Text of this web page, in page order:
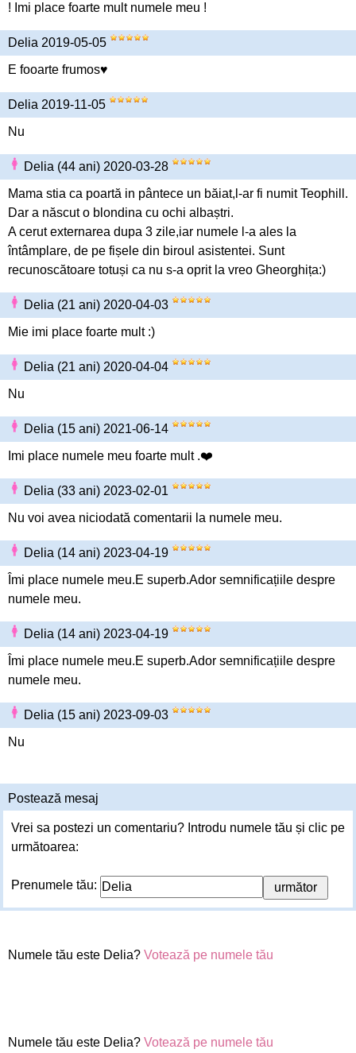
! Imi place foarte mult numele meu !
Delia 2019-05-05
E fooarte frumos♥️
Delia 2019-11-05
Nu
Delia (44 ani) 2020-03-28
Mama stia ca poartă in pântece un băiat,l-ar fi numit Teophill.
Dar a născut o blondina cu ochi albaștri.
A cerut externarea dupa 3 zile,iar numele l-a ales la
întâmplare, de pe fișele din biroul asistentei. Sunt
recunoscătoare totuși ca nu s-a oprit la vreo Gheorghița:)
Delia (21 ani) 2020-04-03
Mie imi place foarte mult :)
Delia (21 ani) 2020-04-04
Nu
Delia (15 ani) 2021-06-14
Imi place numele meu foarte mult .❤️
Delia (33 ani) 2023-02-01
Nu voi avea niciodată comentarii la numele meu.
Delia (14 ani) 2023-04-19
Îmi place numele meu.E superb.Ador semnificațiile despre
numele meu.
Delia (14 ani) 2023-04-19
Îmi place numele meu.E superb.Ador semnificațiile despre
numele meu.
Delia (15 ani) 2023-09-03
Nu
Postează mesaj
Vrei sa postezi un comentariu? Introdu numele tău și clic pe
următoarea:
Prenumele tău:
Numele tău este Delia? Votează pe numele tău
Numele tău este Delia? Votează pe numele tău